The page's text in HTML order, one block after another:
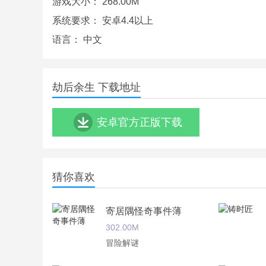
4.黑暗神秘的美术风格，沉浸其中无法自拔。
劫后余生最新游戏进展：
系统要求： 安卓4.4以上
语言： 中文
劫后余生 下载地址
安卓官方正版下载
猜你喜欢
寄居隅怪奇事件薄
302.00M
冒险解谜